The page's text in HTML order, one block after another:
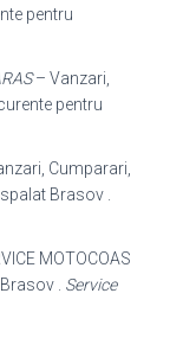
pentru
– Vanzari,
pentru
Cumparari,
Brasov .
MOTOCOAS
. Service